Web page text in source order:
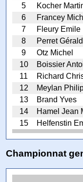
5
Kocher
6
Francey
7
Fleury Emile
8
Perret Gérald
9
Otz Michel
10
Boissier
11
Richard
12
Meylan
13
Brand Yves
14
Hamel Jean
15
Helfenstin
Championnat